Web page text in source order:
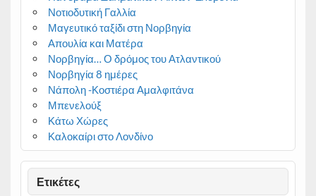
Νοτιοδυτική Γαλλία
Μαγευτικό ταξίδι στη Νορβηγία
Απουλία και Ματέρα
Νορβηγία… Ο δρόμος του Ατλαντικού
Νορβηγία 8 ημέρες
Νάπολη -Κοστιέρα Αμαλφιτάνα
Μπενελούξ
Κάτω Χώρες
Καλοκαίρι στο Λονδίνο
Ετικέτες